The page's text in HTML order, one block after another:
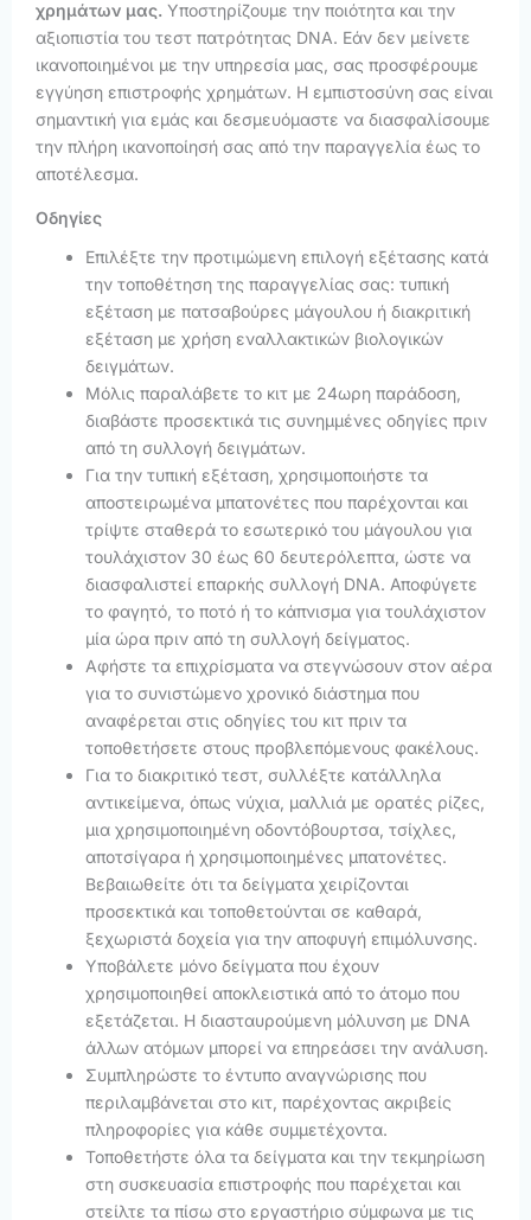
χρημάτων μας. Υποστηρίζουμε την ποιότητα και την
αξιοπιστία του τεστ πατρότητας DNA. Εάν δεν μείνετε
ικανοποιημένοι με την υπηρεσία μας, σας προσφέρουμε
εγγύηση επιστροφής χρημάτων. Η εμπιστοσύνη σας είναι
σημαντική για εμάς και δεσμευόμαστε να διασφαλίσουμε
την πλήρη ικανοποίησή σας από την παραγγελία έως το
αποτέλεσμα.
Οδηγίες
Επιλέξτε την προτιμώμενη επιλογή εξέτασης κατά
την τοποθέτηση της παραγγελίας σας: τυπική
εξέταση με πατσαβούρες μάγουλου ή διακριτική
εξέταση με χρήση εναλλακτικών βιολογικών
δειγμάτων.
Μόλις παραλάβετε το κιτ με 24ωρη παράδοση,
διαβάστε προσεκτικά τις συνημμένες οδηγίες πριν
από τη συλλογή δειγμάτων.
Για την τυπική εξέταση, χρησιμοποιήστε τα
αποστειρωμένα μπατονέτες που παρέχονται και
τρίψτε σταθερά το εσωτερικό του μάγουλου για
τουλάχιστον 30 έως 60 δευτερόλεπτα, ώστε να
διασφαλιστεί επαρκής συλλογή DNA. Αποφύγετε
το φαγητό, το ποτό ή το κάπνισμα για τουλάχιστον
μία ώρα πριν από τη συλλογή δείγματος.
Αφήστε τα επιχρίσματα να στεγνώσουν στον αέρα
για το συνιστώμενο χρονικό διάστημα που
αναφέρεται στις οδηγίες του κιτ πριν τα
τοποθετήσετε στους προβλεπόμενους φακέλους.
Για το διακριτικό τεστ, συλλέξτε κατάλληλα
αντικείμενα, όπως νύχια, μαλλιά με ορατές ρίζες,
μια χρησιμοποιημένη οδοντόβουρτσα, τσίχλες,
αποτσίγαρα ή χρησιμοποιημένες μπατονέτες.
Βεβαιωθείτε ότι τα δείγματα χειρίζονται
προσεκτικά και τοποθετούνται σε καθαρά,
ξεχωριστά δοχεία για την αποφυγή επιμόλυνσης.
Υποβάλετε μόνο δείγματα που έχουν
χρησιμοποιηθεί αποκλειστικά από το άτομο που
εξετάζεται. Η διασταυρούμενη μόλυνση με DNA
άλλων ατόμων μπορεί να επηρεάσει την ανάλυση.
Συμπληρώστε το έντυπο αναγνώρισης που
περιλαμβάνεται στο κιτ, παρέχοντας ακριβείς
πληροφορίες για κάθε συμμετέχοντα.
Τοποθετήστε όλα τα δείγματα και την τεκμηρίωση
στη συσκευασία επιστροφής που παρέχεται και
στείλτε τα πίσω στο εργαστήριο σύμφωνα με τις